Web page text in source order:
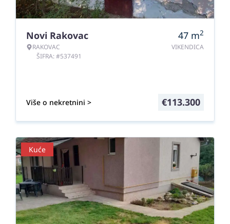
Novi Rakovac
RAKOVAC
ŠIFRA: #537491
47 m2
VIKENDICA
Više o nekretnini > €113.300
Kuće